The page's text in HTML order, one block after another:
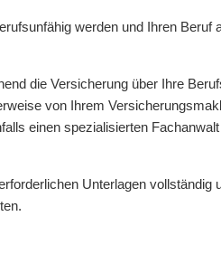
werden und Ihren
die Versicherung über Ihre
von Ihrem
einen spezialisierten
Unterlagen